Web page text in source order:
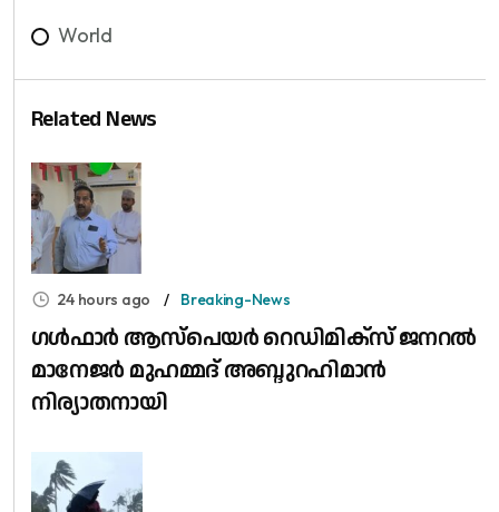
World
Related News
24 hours ago Breaking-News
​ഗൾഫാർ ആസ്പെയർ റെഡിമിക്സ് ജനറൽ
മാനേജർ മുഹമ്മദ് അബ്ദുറഹിമാൻ
നിര്യാതനായി